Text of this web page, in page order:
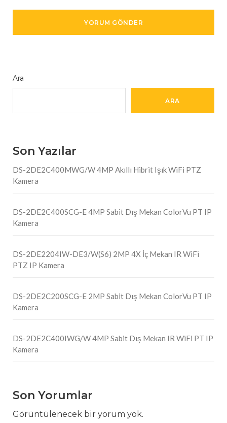
Ara
ARA
Son Yazılar
DS-2DE2C400MWG/W 4MP Akıllı Hibrit Işık WiFi PTZ
Kamera
DS-2DE2C400SCG-E 4MP Sabit Dış Mekan ColorVu PT IP
Kamera
DS-2DE2204IW-DE3/W(S6) 2MP 4X İç Mekan IR WiFi
PTZ IP Kamera
DS-2DE2C200SCG-E 2MP Sabit Dış Mekan ColorVu PT IP
Kamera
DS-2DE2C400IWG/W 4MP Sabit Dış Mekan IR WiFi PT IP
Kamera
Son Yorumlar
Görüntülenecek bir yorum yok.